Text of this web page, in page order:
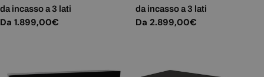
da incasso a 3 lati
Prezzo
Da 1.899,00€
da incasso a 3 lati
Prezzo
Da 2.899,00€